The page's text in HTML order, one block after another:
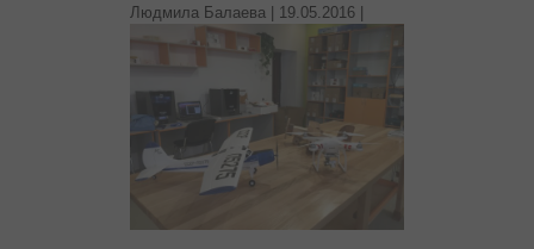
Людмила Балаева | 19.05.2016